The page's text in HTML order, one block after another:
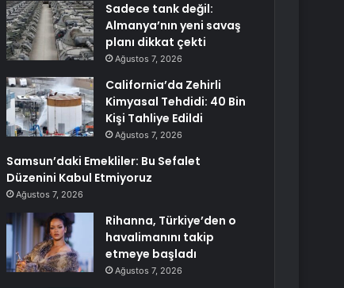
Sadece tank değil:
Almanya’nın yeni savaş
planı dikkat çekti
Ağustos 7, 2026
California’da Zehirli
Kimyasal Tehdidi: 40 Bin
Kişi Tahliye Edildi
Ağustos 7, 2026
Samsun’daki Emekliler: Bu Sefalet
Düzenini Kabul Etmiyoruz
Ağustos 7, 2026
Rihanna, Türkiye’den o
havalimanını takip
etmeye başladı
Ağustos 7, 2026